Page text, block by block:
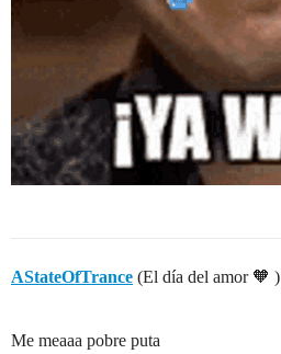
AStateOfTrance (El día del amor 🧡 )
Me meaaa pobre puta